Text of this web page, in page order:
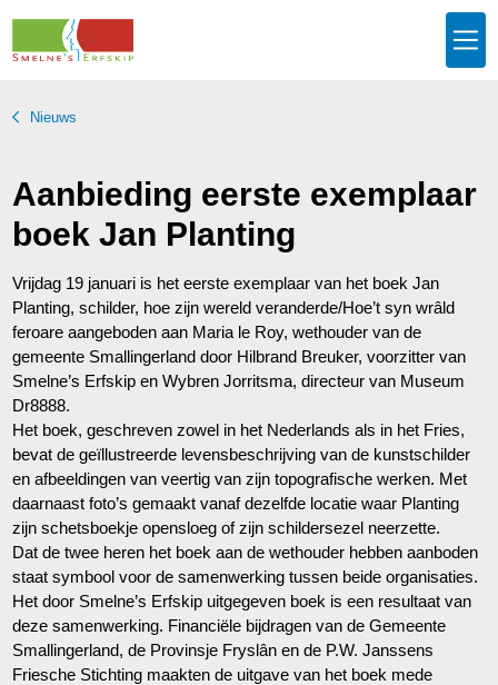
Nieuws
Aanbieding eerste exemplaar
boek Jan Planting
Vrijdag 19 januari is het eerste exemplaar van het boek Jan
Planting, schilder, hoe zijn wereld veranderde/Hoe’t syn wrâld
feroare aangeboden aan Maria le Roy, wethouder van de
gemeente Smallingerland door Hilbrand Breuker, voorzitter van
Smelne’s Erfskip en Wybren Jorritsma, directeur van Museum
Dr8888.
Het boek, geschreven zowel in het Nederlands als in het Fries,
bevat de geïllustreerde levensbeschrijving van de kunstschilder
en afbeeldingen van veertig van zijn topografische werken. Met
daarnaast foto’s gemaakt vanaf dezelfde locatie waar Planting
zijn schetsboekje opensloeg of zijn schildersezel neerzette.
Dat de twee heren het boek aan de wethouder hebben aanboden
staat symbool voor de samenwerking tussen beide organisaties.
Het door Smelne’s Erfskip uitgegeven boek is een resultaat van
deze samenwerking. Financiële bijdragen van de Gemeente
Smallingerland, de Provinsje Fryslân en de P.W. Janssens
Friesche Stichting maakten de uitgave van het boek mede